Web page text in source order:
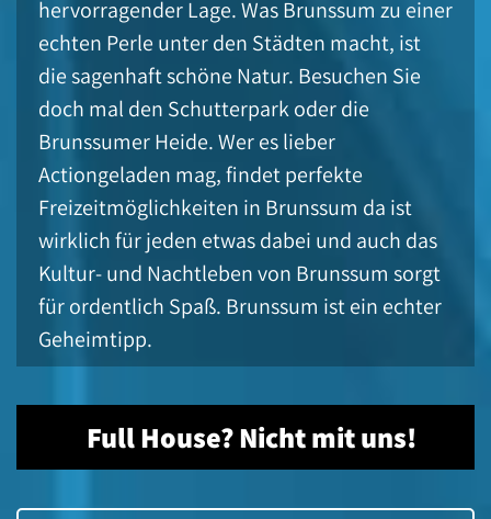
hervorragender Lage. Was Brunssum zu einer
echten Perle unter den Städten macht, ist
die sagenhaft schöne Natur. Besuchen Sie
doch mal den Schutterpark oder die
Brunssumer Heide. Wer es lieber
Actiongeladen mag, findet perfekte
Freizeitmöglichkeiten in Brunssum da ist
wirklich für jeden etwas dabei und auch das
Kultur- und Nachtleben von Brunssum sorgt
für ordentlich Spaß. Brunssum ist ein echter
Geheimtipp.
Full House? Nicht mit uns!